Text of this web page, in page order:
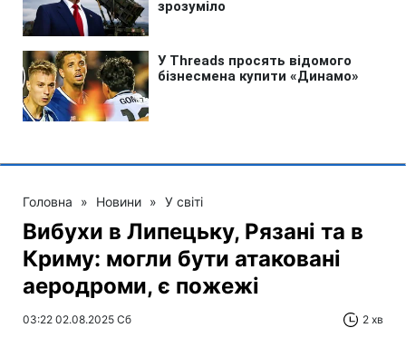
Головна » Новини » У світі
Вибухи в Липецьку, Рязані та в
Криму: могли бути атаковані
аеродроми, є пожежі
03:22 02.08.2025 Сб 2 хв